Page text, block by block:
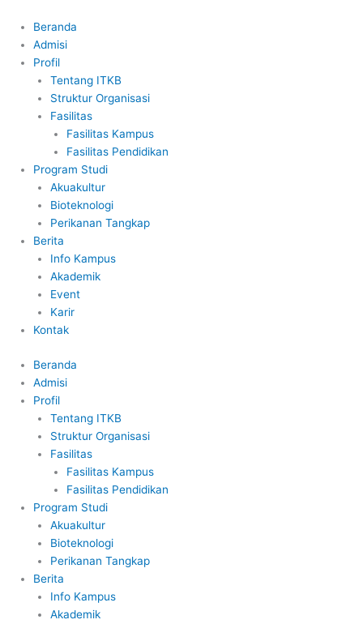
konten
Beranda
Admisi
Profil
Tentang ITKB
Struktur Organisasi
Fasilitas
Fasilitas Kampus
Fasilitas Pendidikan
Program Studi
Akuakultur
Bioteknologi
Perikanan Tangkap
Berita
Info Kampus
Akademik
Event
Karir
Kontak
Beranda
Admisi
Profil
Tentang ITKB
Struktur Organisasi
Fasilitas
Fasilitas Kampus
Fasilitas Pendidikan
Program Studi
Akuakultur
Bioteknologi
Perikanan Tangkap
Berita
Info Kampus
Akademik